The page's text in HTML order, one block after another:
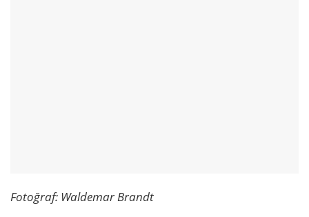
Fotoğraf: Waldemar Brandt